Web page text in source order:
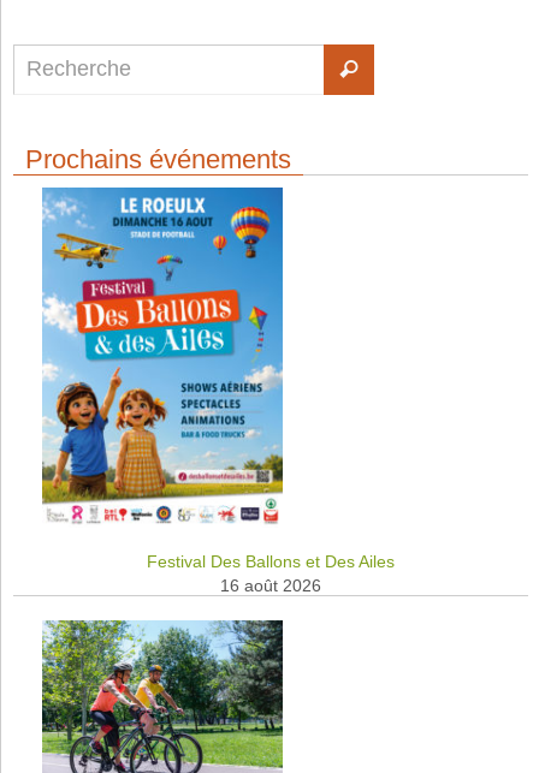
Prochains événements
Festival Des Ballons et Des Ailes
16 août 2026